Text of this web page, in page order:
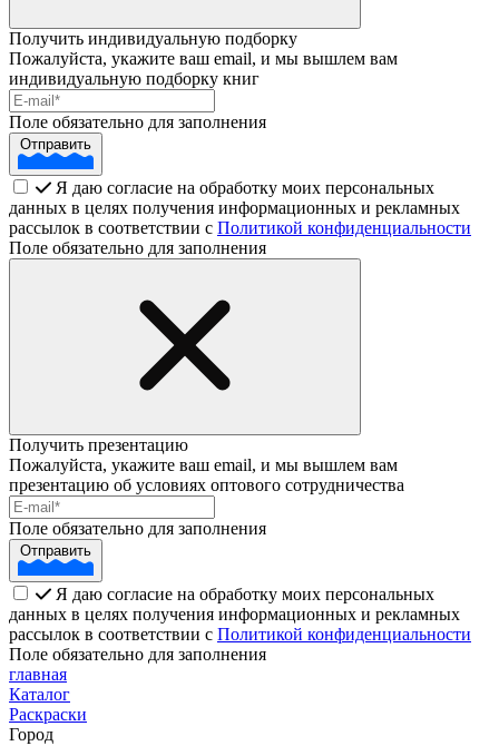
Получить индивидуальную подборку
Пожалуйста, укажите ваш email, и мы вышлем вам
индивидуальную подборку книг
Поле обязательно для заполнения
Отправить
Я даю согласие на обработку моих персональных
данных в целях получения информационных и рекламных
рассылок в соответствии с Политикой конфиденциальности
Поле обязательно для заполнения
Получить презентацию
Пожалуйста, укажите ваш email, и мы вышлем вам
презентацию об условиях оптового сотрудничества
Поле обязательно для заполнения
Отправить
Я даю согласие на обработку моих персональных
данных в целях получения информационных и рекламных
рассылок в соответствии с Политикой конфиденциальности
Поле обязательно для заполнения
главная
Каталог
Раскраски
Город